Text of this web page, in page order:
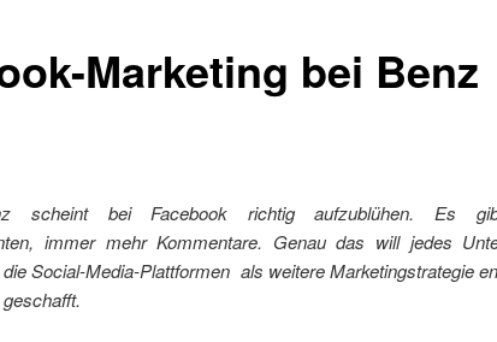
Marketing bei Benz
scheint bei Facebook richtig aufzublühen. Es
immer mehr Kommentare. Genau das will jedes
Social-Media-Plattformen als weitere Marketingstrategie